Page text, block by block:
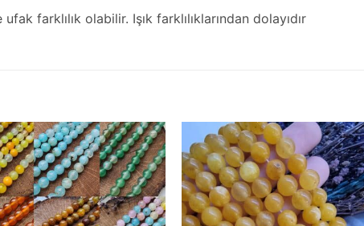
farklılık olabilir. Işık farklılıklarından dolayıdır